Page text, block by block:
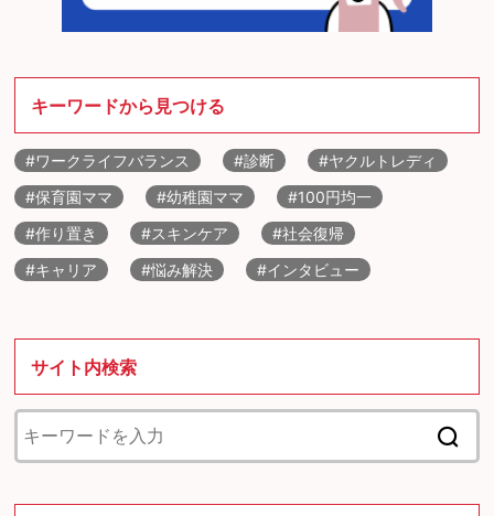
キーワードから見つける
#ワークライフバランス #診断
#ヤクルトレディ
#保育園ママ
#幼稚園ママ
#100円均一
#作り置き
#スキンケア
#社会復帰
#キャリア
#悩み解決 #インタビュー
サイト内検索